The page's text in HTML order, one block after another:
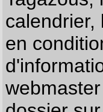
calendrier,
en